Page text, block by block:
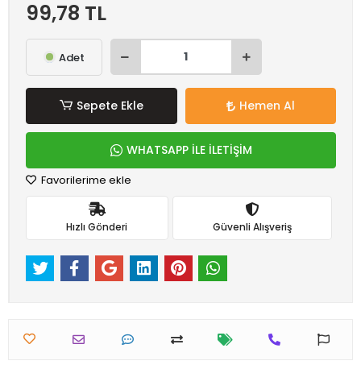
99,78 TL
Adet
Sepete Ekle Hemen Al
WHATSAPP İLE İLETİŞİM
Favorilerime ekle
Hızlı Gönderi Güvenli Alışveriş